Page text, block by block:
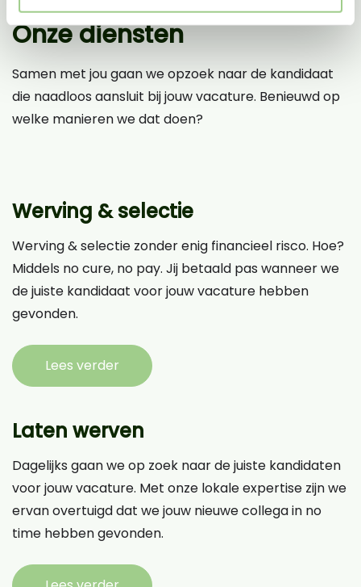
Onze diensten
Samen met jou gaan we opzoek naar de kandidaat
die naadloos aansluit bij jouw vacature. Benieuwd op
welke manieren we dat doen?
Werving & selectie
Werving & selectie zonder enig financieel risco. Hoe?
Middels no cure, no pay. Jij betaald pas wanneer we
de juiste kandidaat voor jouw vacature hebben
gevonden.
Lees verder
Laten werven
Dagelijks gaan we op zoek naar de juiste kandidaten
voor jouw vacature. Met onze lokale expertise zijn we
ervan overtuigd dat we jouw nieuwe collega in no
time hebben gevonden.